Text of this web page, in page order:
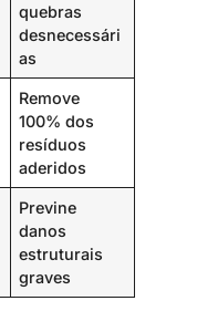
quebras
desnecessári
as
Remove
100% dos
resíduos
aderidos
Previne
danos
estruturais
graves